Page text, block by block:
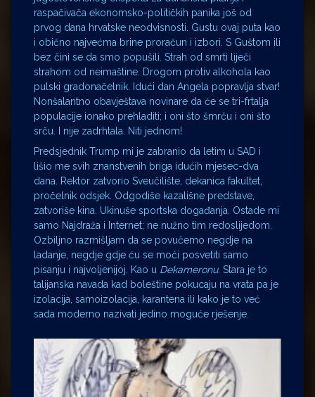
raspačivača ekonomsko-političkih panika još od
prvog dana hrvatske neodvisnosti. Gustu ovaj puta kao
i obično najvećma brine proračun i izbori. S Guštom ili
bez čini se da smo popušili. Strah od smrti liječi
strahom od neimaštine. Drogom protiv alkohola kao
pulski gradonačelnik. Idući dan Angela popravlja stvar!
Nonšalantno obavještava novinare da će se tri-frtalja
populacije ionako prehladiti; i oni što šmrču i oni što
srču. I nije zadrhtala. Niti jednom!
Predsjednik Trump mi je zabranio da letim u SAD i
lišio me svih znanstvenih briga idućih mjesec-dva
dana. Rektor zatvorio Sveučilište, dekanica fakultet,
pročelnik odsjek. Odgodiše kazališne predstave,
zatvoriše kina. Ukinuše sportska događanja. Ostade mi
samo Najdraža i Internet; ne nužno tim redoslijedom.
Ozbiljno razmišljam da se povučemo negdje na
ladanje, negdje gdje ću se moći posvetiti samo
pisanju i najvoljenijoj. Kao u Dekameronu. Stara je to
talijanska navada kad boleštine pokucaju na vrata pa je
izolacija, samoizolacija, karantena ili kako je to već
sada moderno nazivati jedino moguće rješenje.